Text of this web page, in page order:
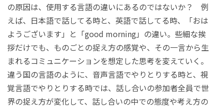
の原因は、使用する言語の違いにあるのではないか？ 例
えば、日本語で話してる時と、英語で話してる時、「おは
ようございます」と「good morning」の違い。些細な挨
拶だけでも、ものごとの捉え方の感覚や、その一言から生
まれるコミュニケーションを想定した思考を変えていく。
違う国の言語のように、音声言語でやりとりする時と、視
覚言語でやりとりする時では、話し合いの参加者全員で世
界の捉え方が変化して、話し合いの中での態度や考え方の